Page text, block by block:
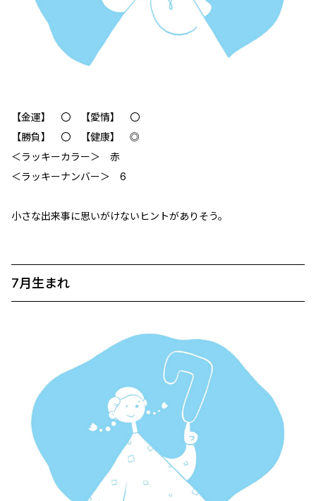
【金運】 〇 【愛情】 〇
【勝負】 〇 【健康】 ◎
＜ラッキーカラー＞ 赤
＜ラッキーナンバー＞ 6
小さな出来事に思いがけないヒントがありそう。
7月生まれ